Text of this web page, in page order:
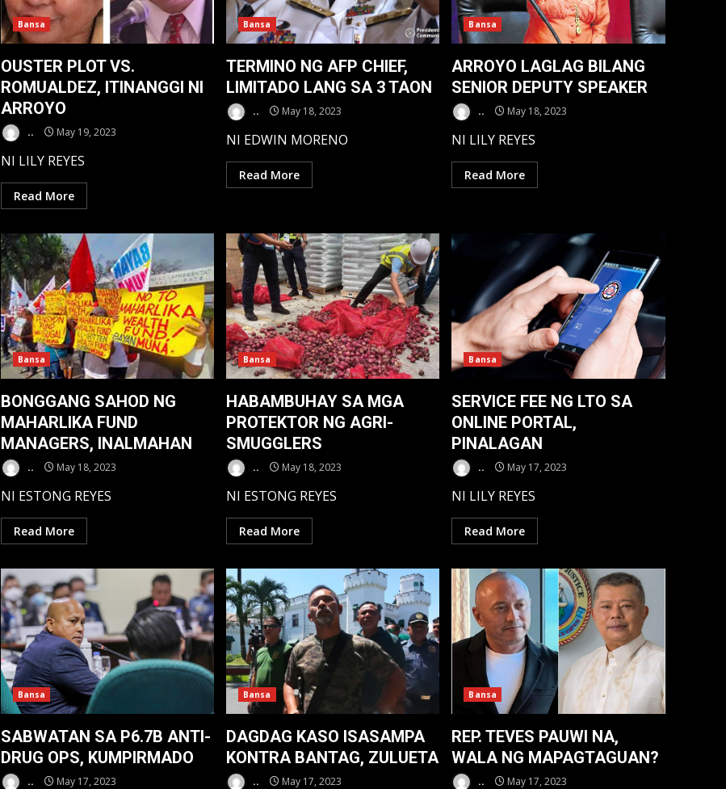
Bansa
OUSTER PLOT VS.
ROMUALDEZ, ITINANGGI NI
ARROYO
.. May 19, 2023
NI LILY REYES
Read More
Bansa
TERMINO NG AFP CHIEF,
LIMITADO LANG SA 3 TAON
.. May 18, 2023
NI EDWIN MORENO
Read More
Bansa
ARROYO LAGLAG BILANG
SENIOR DEPUTY SPEAKER
.. May 18, 2023
NI LILY REYES
Read More
Bansa
BONGGANG SAHOD NG
MAHARLIKA FUND
MANAGERS, INALMAHAN
.. May 18, 2023
NI ESTONG REYES
Read More
Bansa
HABAMBUHAY SA MGA
PROTEKTOR NG AGRI-
SMUGGLERS
.. May 18, 2023
NI ESTONG REYES
Read More
Bansa
SERVICE FEE NG LTO SA
ONLINE PORTAL,
PINALAGAN
.. May 17, 2023
NI LILY REYES
Read More
Bansa
SABWATAN SA P6.7B ANTI-
DRUG OPS, KUMPIRMADO
.. May 17, 2023
Bansa
DAGDAG KASO ISASAMPA
KONTRA BANTAG, ZULUETA
.. May 17, 2023
Bansa
REP. TEVES PAUWI NA,
WALA NG MAPAGTAGUAN?
.. May 17, 2023